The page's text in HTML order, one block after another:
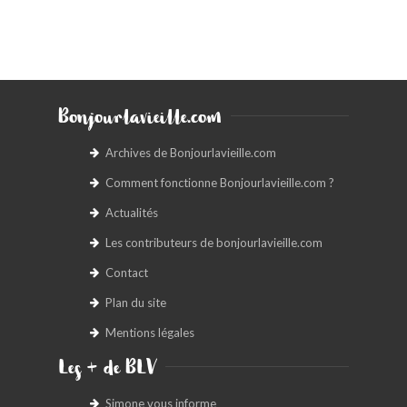
Bonjourlavieille.com
Archives de Bonjourlavieille.com
Comment fonctionne Bonjourlavieille.com ?
Actualités
Les contributeurs de bonjourlavieille.com
Contact
Plan du site
Mentions légales
Les + de BLV
Simone vous informe